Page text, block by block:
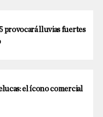
provocará lluvias fuertes
el ícono comercial